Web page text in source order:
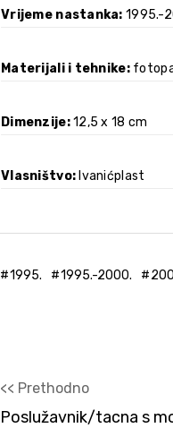
Vrijeme nastanka 1995.-
Materijali i tehnike
Dimenzije 12,5 x 18 cm
Vlasništvo Ivanićplast
1995. 1995.-2000.
<< Prethodno
Poslužavnik/tacna s